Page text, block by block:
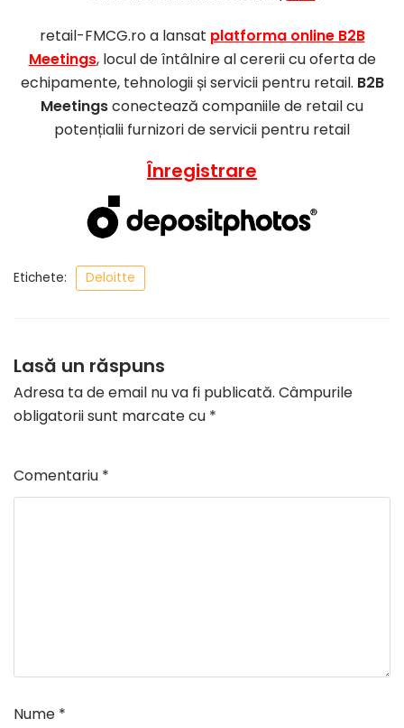
retail-FMCG.ro a lansat platforma online B2B
Meetings, locul de întâlnire al cererii cu oferta de
echipamente, tehnologii și servicii pentru retail. B2B
Meetingsconectează companiile de retail cu
potențialii furnizori de servicii pentru retail
Înregistrare
Etichete: Deloitte
Lasă un răspuns
Adresa ta de email nu va fi publicată. Câmpurile
obligatorii sunt marcate cu *
Comentariu *
Nume *